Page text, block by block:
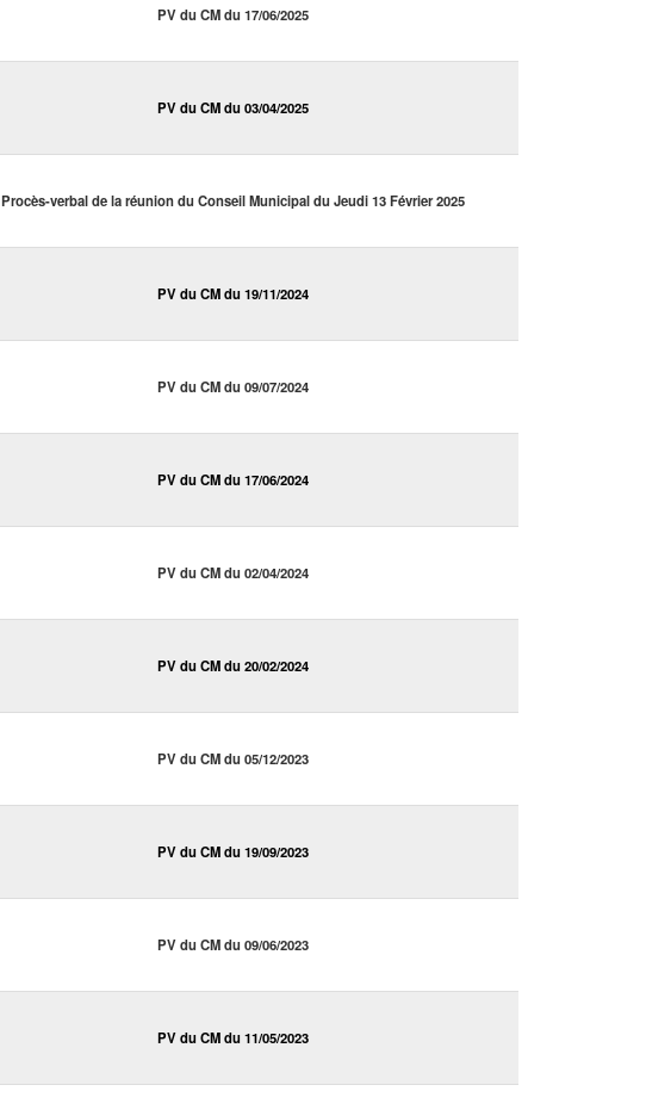
PV du CM du 17/06/2025
PV du CM du 03/04/2025
Procès-verbal de la réunion du Conseil Municipal du Jeudi 13 Février 2025
PV du CM du 19/11/2024
PV du CM du 09/07/2024
PV du CM du 17/06/2024
PV du CM du 02/04/2024
PV du CM du 20/02/2024
PV du CM du 05/12/2023
PV du CM du 19/09/2023
PV du CM du 09/06/2023
PV du CM du 11/05/2023